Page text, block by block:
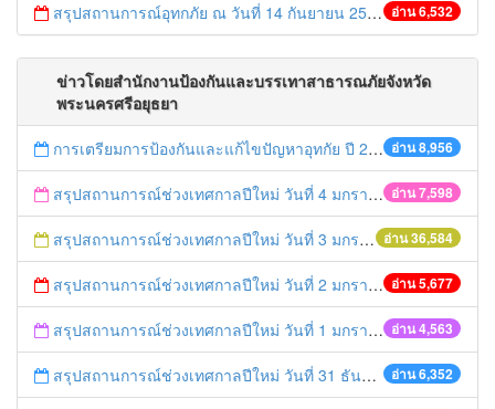
อ่าน 6,532
สรุปสถานการณ์อุทกภัย ณ วันที่ 14 กันยายน 2557
ข่าวโดยสำนักงานป้องกันและบรรเทาสาธารณภัยจังหวัด
พระนครศรีอยุธยา
อ่าน 8,956
การเตรียมการป้องกันและแก้ไขปัญหาอุทกัย ปี 2561
อ่าน 7,598
สรุปสถานการณ์ช่วงเทศกาลปีใหม่ วันที่ 4 มกราคม 2559
อ่าน 36,584
สรุปสถานการณ์ช่วงเทศกาลปีใหม่ วันที่ 3 มกราคม 2559
อ่าน 5,677
สรุปสถานการณ์ช่วงเทศกาลปีใหม่ วันที่ 2 มกราคม 2559
อ่าน 4,563
สรุปสถานการณ์ช่วงเทศกาลปีใหม่ วันที่ 1 มกราคม 2559
อ่าน 6,352
สรุปสถานการณ์ช่วงเทศกาลปีใหม่ วันที่ 31 ธันวาคม 2558